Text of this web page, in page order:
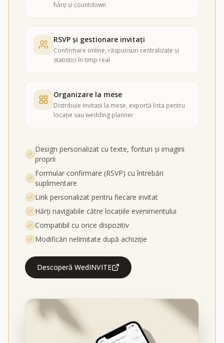
hărți și countdown
RSVP și gestionare invitați
Confirmare online, răspunsuri centralizate și
statistici în timp real
Organizare la mese
Distribuie invitații la mese, exportă lista pentru
locație sau wedding planner
Design personalizat cu texte, fonturi și imagini
proprii
Formular confirmare (RSVP) cu întrebări
suplimentare
Link personalizat pentru fiecare invitat
Hărți navigabile către locațiile evenimentului
Compatibil cu orice dispozitiv
Modificări nelimitate după achiziție
Descoperă WedINVITE